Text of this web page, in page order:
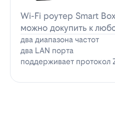
Wi-Fi роутер Smart
можно докупить к
два диапазона частот
два LAN порта
поддерживает протокол